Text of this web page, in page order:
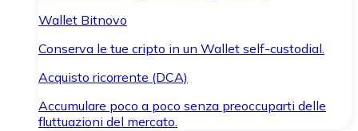
Wallet Bitnovo
Conserva le tue cripto in un Wallet self-custodial.
Acquisto ricorrente (DCA)
Accumulare poco a poco senza preoccuparti delle
fluttuazioni del mercato.